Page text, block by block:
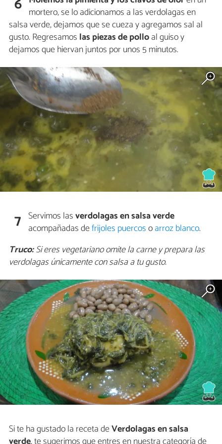
mortero, se lo adicionamos a las verdolagas en
salsa verde, dejamos que se cueza y agregamos sal al
gusto. Regresamos las piezas de polloal guiso y
dejamos que hiervan juntos por unos 5 minutos.
7 Servimos lasverdolagas en salsa verde
acompañadas defrijoles puercosoarroz blanco.
Truco:Si eres vegetariano omite la carne y prepara las
verdolagas únicamente con salsa a tu gusto.
Si te ha gustado la receta deVerdolagas en salsa